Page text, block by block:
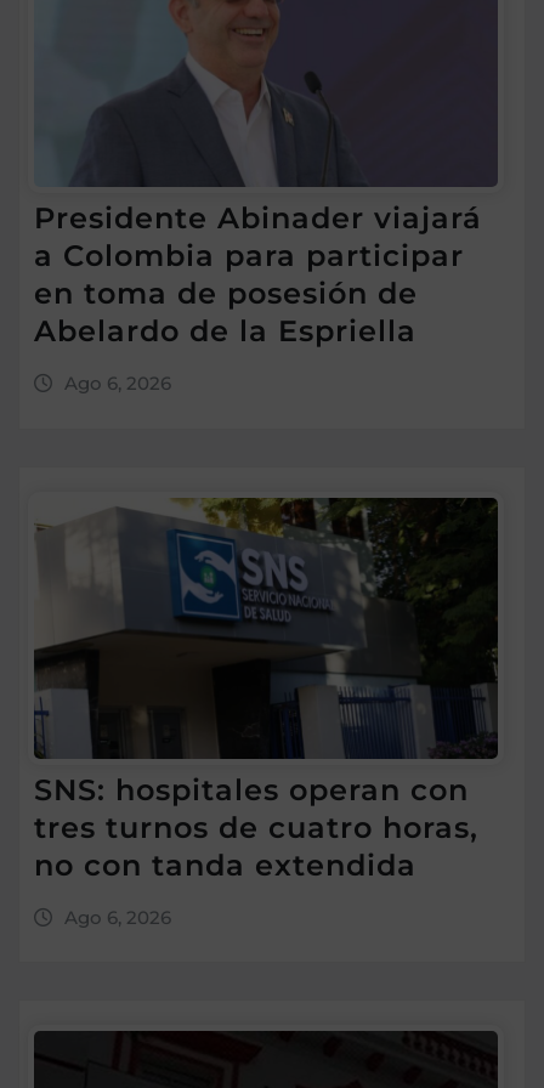
Presidente Abinader viajará
a Colombia para participar
en toma de posesión de
Abelardo de la Espriella
Ago 6, 2026
SNS: hospitales operan con
tres turnos de cuatro horas,
no con tanda extendida
Ago 6, 2026